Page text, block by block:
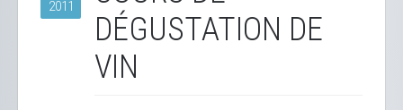
2011
DÉGUSTATION DE
VIN